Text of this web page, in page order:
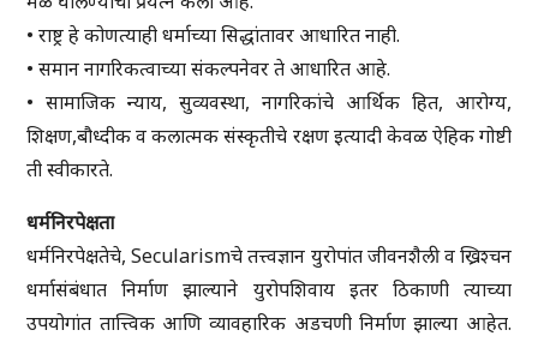
• राष्ट्र हे कोणत्याही धर्माच्या सिद्धांतावर आधारित नाही.
• समान नागरिकत्वाच्या संकल्पनेवर ते आधारित आहे.
• सामाजिक न्याय, सुव्यवस्था, नागरिकांचे आर्थिक हित, आरोग्य,
शिक्षण,बौध्दीक व कलात्मक संस्कृतीचे रक्षण इत्यादी केवळ ऐहिक गोष्टी
ती स्वीकारते.
धर्मनिरपेक्षता
धर्मनिरपेक्षतेचे, Secularismचे तत्त्वज्ञान युरोपांत जीवनशैली व ख्रिश्चन
धर्मासंबंधात निर्माण झाल्याने युरोपशिवाय इतर ठिकाणी त्याच्या
उपयोगांत तात्त्विक आणि व्यावहारिक अडचणी निर्माण झाल्या आहेत.